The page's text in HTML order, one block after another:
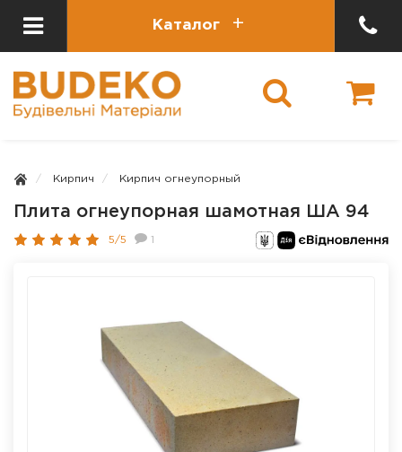
Каталог
Кирпич Кирпич огнеупорный
Плита огнеупорная шамотная ША 94
5/5 1